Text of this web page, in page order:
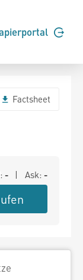
Factsheet
- | Ask: -